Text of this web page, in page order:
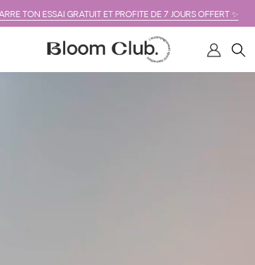
TON ESSAI GRATUIT ET PROFITE DE 7 JOURS OFFERT ✨